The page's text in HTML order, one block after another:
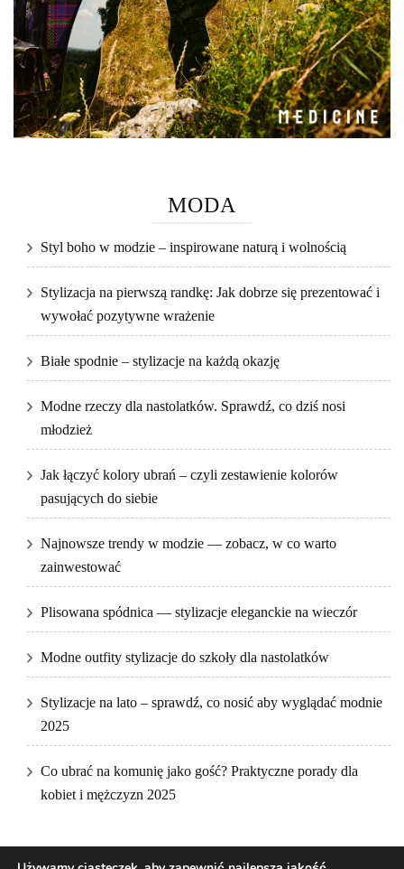
MODA
Styl boho w modzie – inspirowane naturą i wolnością
Stylizacja na pierwszą randkę: Jak dobrze się prezentować i
wywołać pozytywne wrażenie
Białe spodnie – stylizacje na każdą okazję
Modne rzeczy dla nastolatków. Sprawdź, co dziś nosi
młodzież
Jak łączyć kolory ubrań – czyli zestawienie kolorów
pasujących do siebie
Najnowsze trendy w modzie — zobacz, w co warto
zainwestować
Plisowana spódnica — stylizacje eleganckie na wieczór
Modne outfity stylizacje do szkoły dla nastolatków
Stylizacje na lato – sprawdź, co nosić aby wyglądać modnie
2025
Co ubrać na komunię jako gość? Praktyczne porady dla
kobiet i mężczyzn 2025